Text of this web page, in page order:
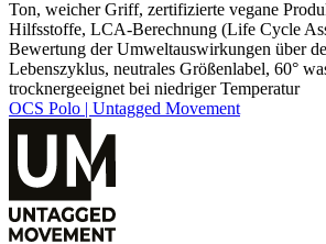
Ton, weicher Griff, zertifizierte vegane
Hilfsstoffe, LCA-Berechnung (Life Cycle
Bewertung der Umweltauswirkungen über
Lebenszyklus, neutrales Größenlabel, 60°
trocknergeeignet bei niedriger Temperatur
OCS Polo | Untagged Movement